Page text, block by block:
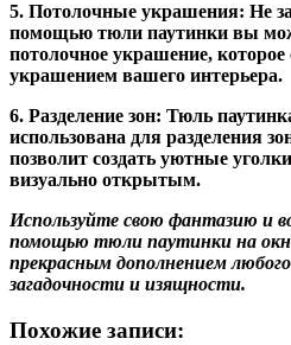
5. Потолочные украшения: Не
помощью тюли паутинки вы
потолочное украшение,
украшением вашего интерьера.
6. Разделение зон: Тюль
использована для разделения
позволит создать уютные
визуально открытым.
Используйте свою фантазию и
помощью тюли паутинки на
прекрасным дополнением
загадочности и изящности.
Похожие записи: